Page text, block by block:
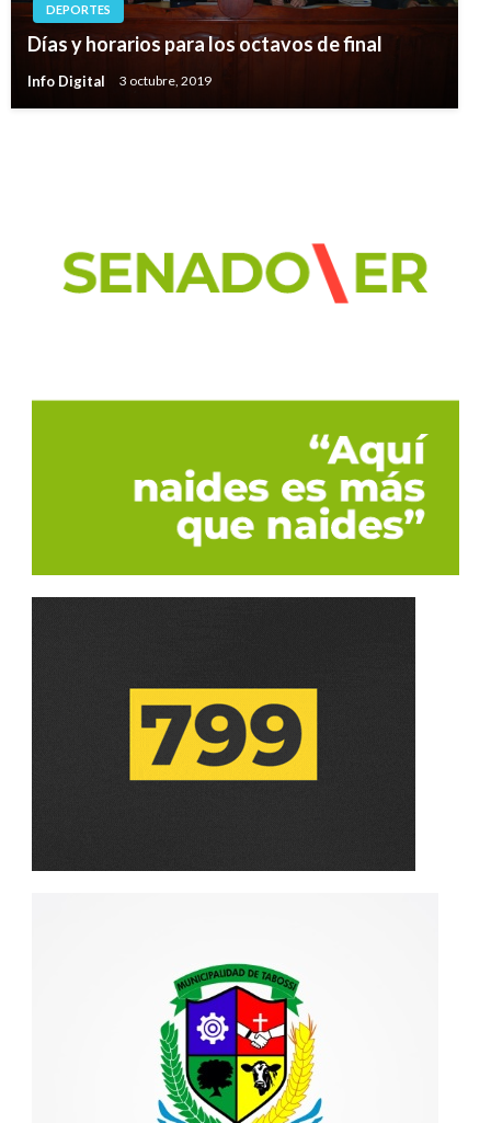
DEPORTES
Días y horarios para los octavos de final
Info Digital 3 octubre, 2019